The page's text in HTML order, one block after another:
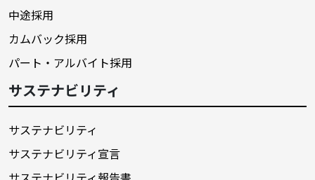
中途採用
カムバック採用
パート・アルバイト採用
サステナビリティ
サステナビリティ
サステナビリティ宣言